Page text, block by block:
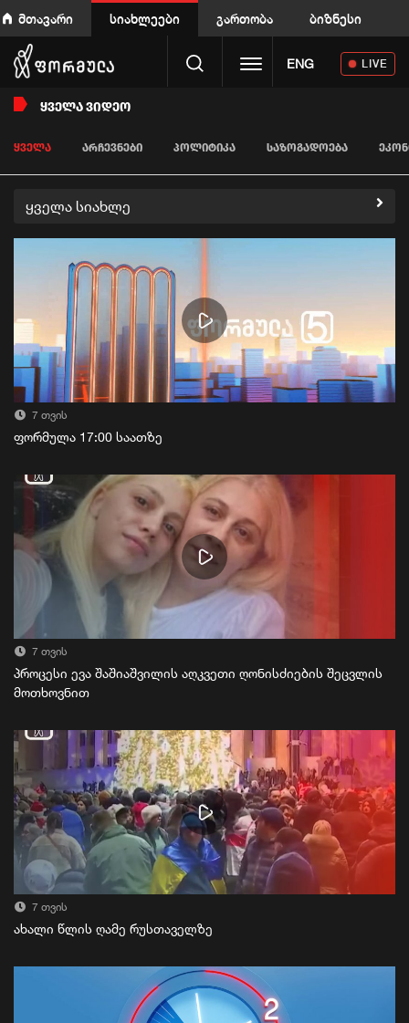
მთავარი სიახლეები გართობა ბიზნესი
Toggle navigation
ENG LIVE
ᲧᲕᲔᲚᲐ ᲕᲘᲓᲔᲝ
ᲧᲕᲔᲚᲐ ᲐᲠᲩᲔᲕᲜᲔᲑᲘ ᲞᲝᲚᲘᲢᲘᲙᲐ ᲡᲐᲖᲝᲒᲐᲓᲝᲔᲑᲐ
ყველა სიახლე
7 თვის
ფორმულა 17:00 საათზე
7 თვის
პროცესი ევა შაშიაშვილის აღკვეთი ღონისძიების შეცვლის
მოთხოვნით
7 თვის
ახალი წლის ღამე რუსთაველზე